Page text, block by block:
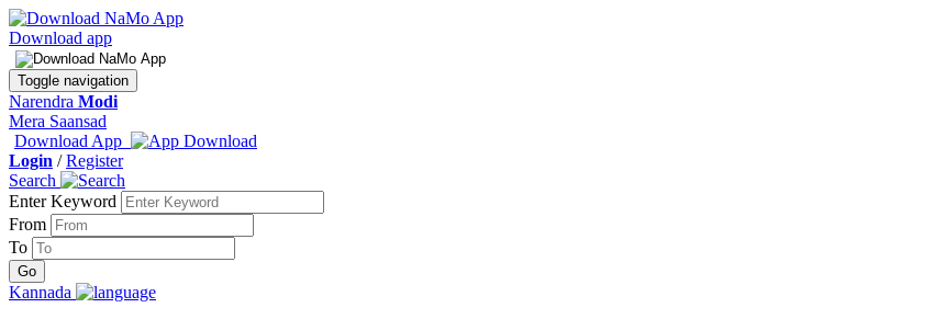
Download app
Toggle navigation
Narendra Modi
Mera Saansad
Download App
Login /Register
Search
Enter Keyword
From
To
Kannada